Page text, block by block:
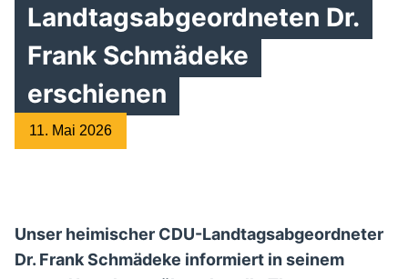
Landtagsabgeordneten Dr.
Frank Schmädeke
erschienen
11. Mai 2026
Unser heimischer CDU-Landtagsabgeordneter
Dr. Frank Schmädeke informiert in seinem